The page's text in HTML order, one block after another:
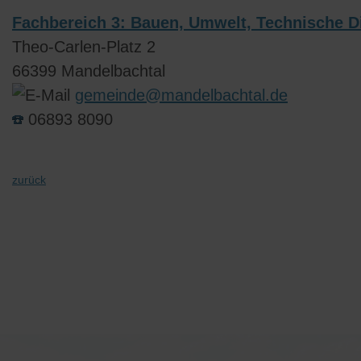
Fachbereich 3: Bauen, Umwelt, Technische
Theo-Carlen-Platz 2
66399 Mandelbachtal
gemeinde@mandelbachtal.de
06893 8090
zurück